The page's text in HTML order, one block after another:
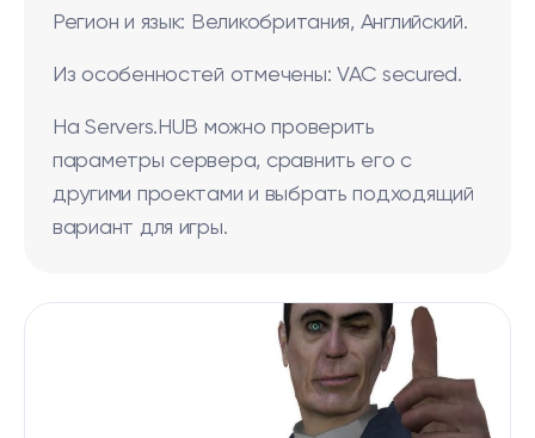
Регион и язык: Великобритания, Английский.
Из особенностей отмечены: VAC secured.
На Servers.HUB можно проверить
параметры сервера, сравнить его с
другими проектами и выбрать подходящий
вариант для игры.